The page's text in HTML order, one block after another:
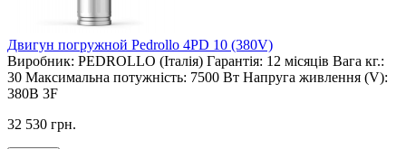
Двигун погружной Pedrollo 4PD 10 (380V)
Виробник: PEDROLLO (Італія) Гарантія: 12 місяців Вага кг.:
30 Максимальна потужність: 7500 Вт Напруга живлення (V):
380В 3F
32 530 грн.